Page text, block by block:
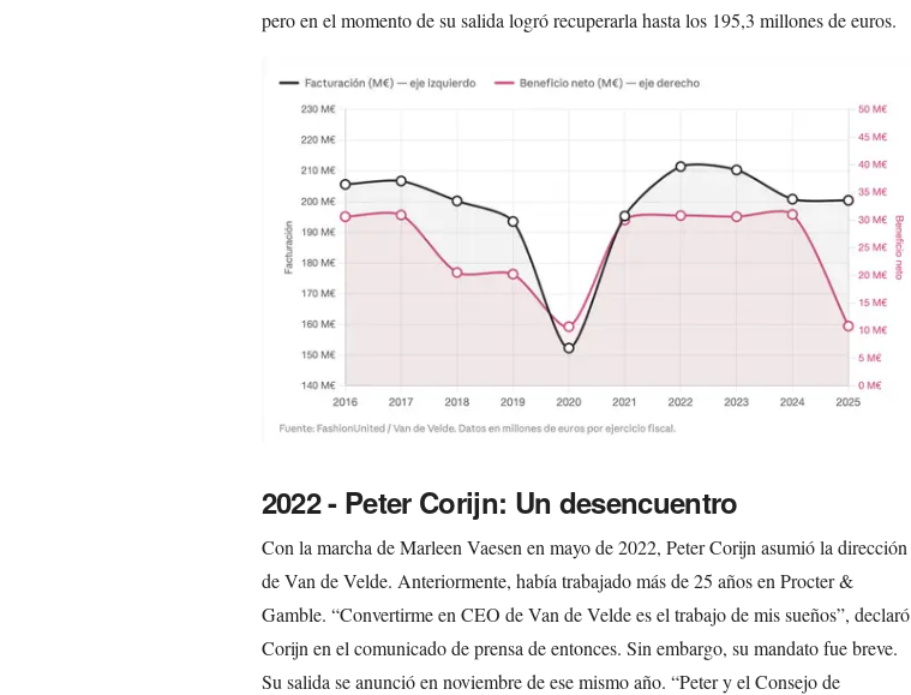
pero en el momento de su salida logró recuperarla hasta los 195,3 millones de euros.
2022 - Peter Corijn: Un desencuentro
Con la marcha de Marleen Vaesen en mayo de 2022, Peter Corijn asumió la dirección
de Van de Velde. Anteriormente, había trabajado más de 25 años en Procter &
Gamble. “Convertirme en CEO de Van de Velde es el trabajo de mis sueños”, declaró
Corijn en el comunicado de prensa de entonces. Sin embargo, su mandato fue breve.
Su salida se anunció en noviembre de ese mismo año. “Peter y el Consejo de